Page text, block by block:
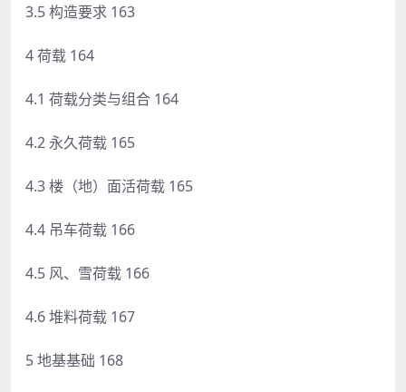
3.5 构造要求 163
4 荷载 164
4.1 荷载分类与组合 164
4.2 永久荷载 165
4.3 楼（地）面活荷载 165
4.4 吊车荷载 166
4.5 风、雪荷载 166
4.6 堆料荷载 167
5 地基基础 168